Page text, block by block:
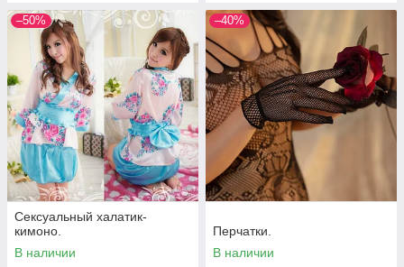
–50%
Сексуальный халатик-
кимоно.
В наличии
–40%
Перчатки.
В наличии